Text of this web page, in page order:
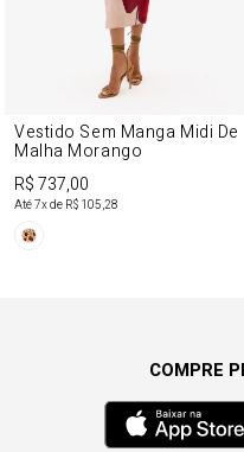
Vestido Sem Manga Midi De
Malha Morango
R$ 737,00
Até7x de R$ 105,28
COMPRE